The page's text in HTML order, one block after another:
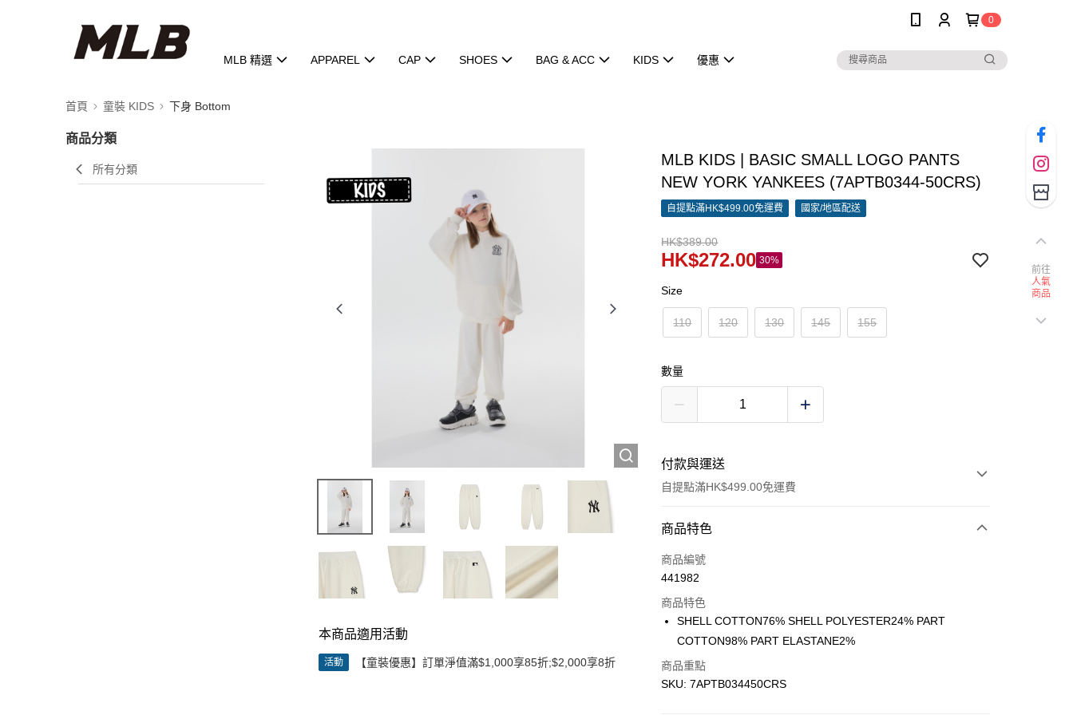
0
MLB 精選 APPAREL CAP SHOES BAG & ACC KIDS 優惠
首頁 童裝 KIDS 下身 Bottom
商品分類
所有分類
本商品適用活動
活動 【童裝優惠】訂單淨值滿$1,000享85折;$2,000享8折
MLB KIDS | BASIC SMALL LOGO PANTS
NEW YORK YANKEES (7APTB0344-50CRS)
自提點滿HK$499.00免運費 國家/地區配送
HK$389.00
HK$272.00 30%
Size
110 120 130 145 155
數量
付款與運送
自提點滿HK$499.00免運費
付款方式
信用卡
Google Pay
AlipayHK
WeChat Pay
商品特色
商品編號
441982
商品特色
SHELL COTTON76% SHELL POLYESTER24% PART
COTTON98% PART ELASTANE2%
商品重點
SKU: 7APTB034450CRS
前往
人氣
商品